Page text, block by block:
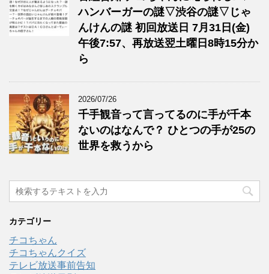
ハンバーガーの謎▽渋谷の謎▽じゃ
んけんの謎 初回放送日 7月31日(金)
午後7:57、再放送翌土曜日8時15分か
ら
2026/07/26
千手観音って言ってるのに手が千本
ないのはなんで？ ひとつの手が25の
世界を救うから
カテゴリー
チコちゃん
チコちゃんクイズ
テレビ放送事前告知